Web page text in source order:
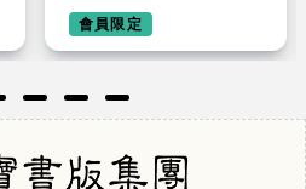
資產，揭穿讓你越來
越窮的金融謊言，邁
向真正的財務自由
會員限定